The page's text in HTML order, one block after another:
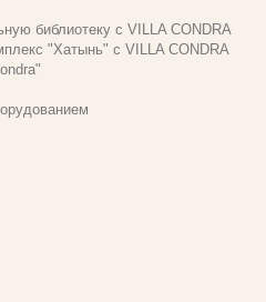
библиотеку с VILLA CONDRA
"Хатынь" с VILLA CONDRA